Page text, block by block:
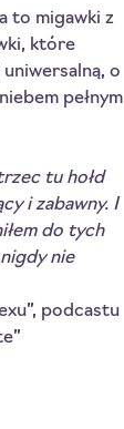
to migawki z
które
o
pełnym
tu hołd
i zabawny. I
do tych
nie
podcastu